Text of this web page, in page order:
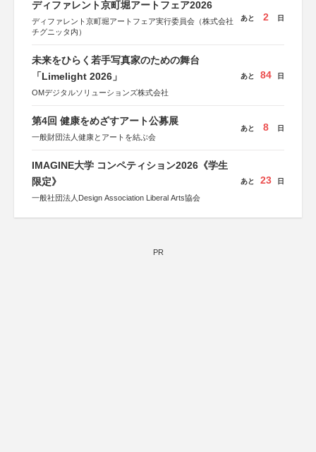
ディファレント京町堀アートフェア2026
ディファレント京町堀アートフェア実行委員会（株式会社
チグニッタ内）
あと 2 日
未来をひらく若手写真家のための舞台
「Limelight 2026」
OMデジタルソリューションズ株式会社
あと 84 日
第4回 健康をめざすアート公募展
一般財団法人健康とアートを結ぶ会
あと 8 日
IMAGINE大学 コンペティション2026《学生
限定》
一般社団法人Design Association Liberal Arts協会
あと 23 日
PR